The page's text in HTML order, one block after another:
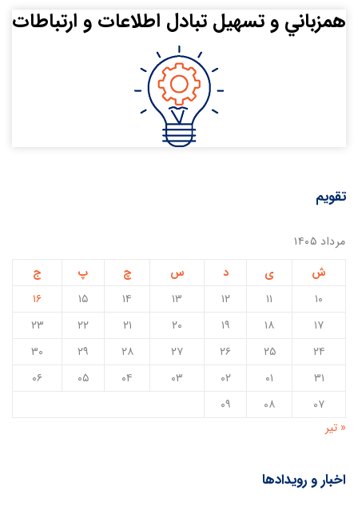
همزباني و تسهيل تبادل اطلاعات و ارتباطات
تقویم
مرداد ۱۴۰۵
ش
ی د س چ پ
ج
۱۰
۱۱ ۱۲ ۱۳ ۱۴ ۱۵
۱۶
۱۷
۱۸ ۱۹ ۲۰ ۲۱ ۲۲
۲۳
۲۴
۲۵ ۲۶ ۲۷ ۲۸ ۲۹
۳۰
۳۱
۰۱ ۰۲ ۰۳ ۰۴ ۰۵
۰۶
۰۷
۰۸
۰۹
« تیر
اخبار و رویدادها